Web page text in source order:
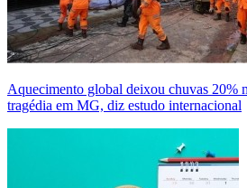
Aquecimento global deixou chuvas 20%
tragédia em MG, diz estudo internacional